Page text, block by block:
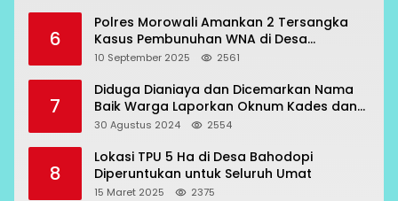
6
Polres Morowali Amankan 2 Tersangka
Kasus Pembunuhan WNA di Desa
Topogaro
10 September 2025 2561
7
Diduga Dianiaya dan Dicemarkan Nama
Baik Warga Laporkan Oknum Kades dan
Oknum Polisi
30 Agustus 2024 2554
8
Lokasi TPU 5 Ha di Desa Bahodopi
Diperuntukan untuk Seluruh Umat
15 Maret 2025 2375